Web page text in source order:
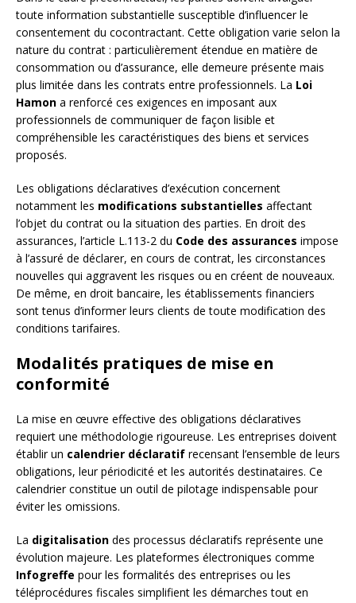
toute information substantielle susceptible d’influencer le
consentement du cocontractant. Cette obligation varie selon la
nature du contrat : particulièrement étendue en matière de
consommation ou d’assurance, elle demeure présente mais
plus limitée dans les contrats entre professionnels. La Loi
Hamon a renforcé ces exigences en imposant aux
professionnels de communiquer de façon lisible et
compréhensible les caractéristiques des biens et services
proposés.
Les obligations déclaratives d’exécution concernent
notamment les modifications substantielles affectant
l’objet du contrat ou la situation des parties. En droit des
assurances, l’article L.113-2 du Code des assurances impose
à l’assuré de déclarer, en cours de contrat, les circonstances
nouvelles qui aggravent les risques ou en créent de nouveaux.
De même, en droit bancaire, les établissements financiers
sont tenus d’informer leurs clients de toute modification des
conditions tarifaires.
Modalités pratiques de mise en
conformité
La mise en œuvre effective des obligations déclaratives
requiert une méthodologie rigoureuse. Les entreprises doivent
établir un calendrier déclaratif recensant l’ensemble de leurs
obligations, leur périodicité et les autorités destinataires. Ce
calendrier constitue un outil de pilotage indispensable pour
éviter les omissions.
La digitalisation des processus déclaratifs représente une
évolution majeure. Les plateformes électroniques comme
Infogreffe pour les formalités des entreprises ou les
téléprocédures fiscales simplifient les démarches tout en